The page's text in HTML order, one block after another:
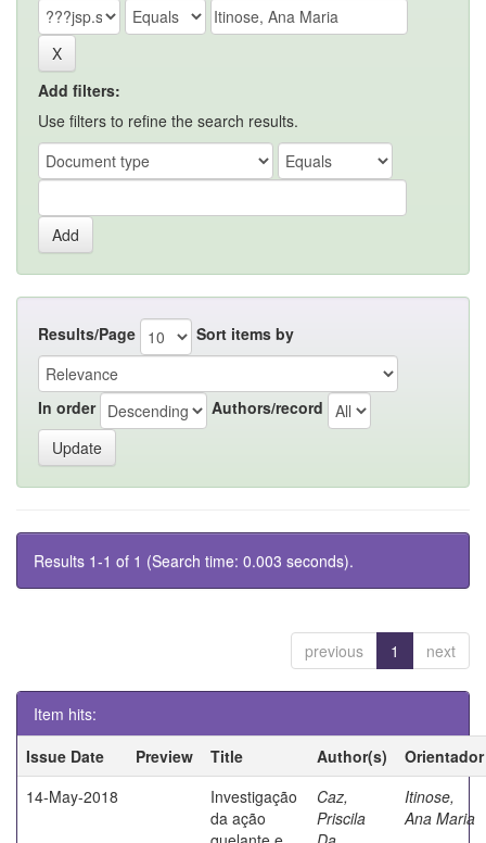
Add filters:
Use filters to refine the search results.
Results/Page Sort items by
In order Authors/record
Results 1-1 of 1 (Search time: 0.003 seconds).
previous 1 next
Item hits:
Issue Date
Preview Title Author(s)
Orientador
14-May-2018
Investigação
da ação
Caz,
Priscila
Itinose,
Ana Maria